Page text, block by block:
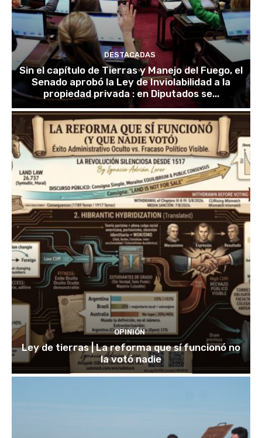
DESTACADAS
Sin el capítulo de Tierras y Manejo del Fuego, el
Senado aprobó la Ley de Inviolabilidad a la
propiedad privada : en Diputados se...
OPINIÓN
Ley de tierras | La reforma que sí funcionó no
la votó nadie